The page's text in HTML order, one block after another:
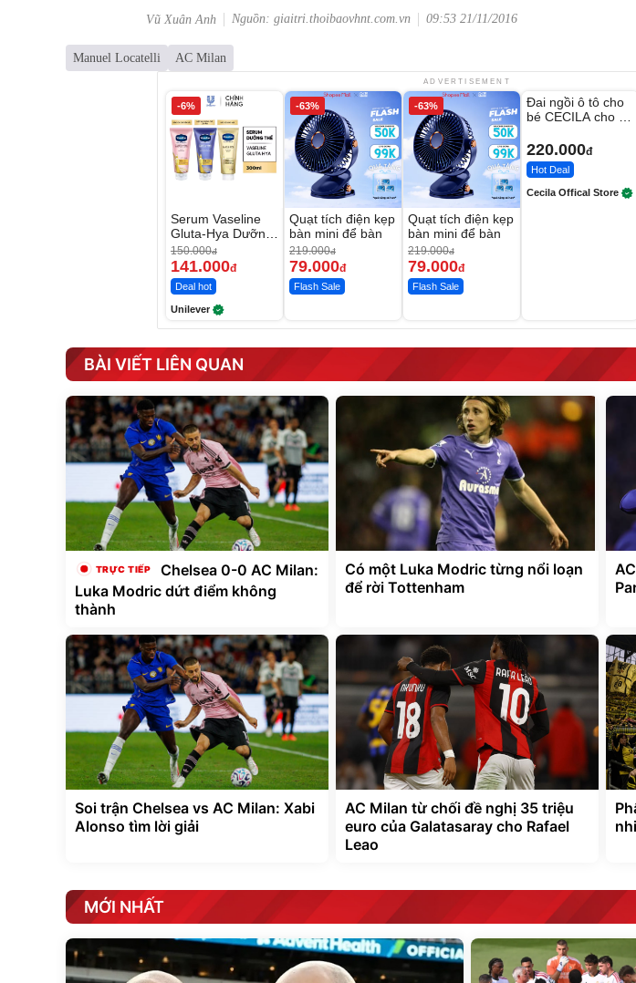
Vũ Xuân Anh Nguồn: giaitri.thoibaovhnt.com.vn 09:53 21/11/2016
Manuel Locatelli AC Milan
ADVERTISEMENT
-6%
Serum Vaseline
Gluta-Hya Dưỡng
Da Sáng Mịn Sau
7 Ngày
150.000đ
141.000đ
Deal hot
Unilever
-63%
Quạt tích điện kẹp
bàn mini để bàn
219.000đ
79.000đ
Flash Sale
-63%
Quạt tích điện kẹp
bàn mini để bàn
219.000đ
79.000đ
Flash Sale
Đai ngồi ô tô cho
bé CECILA cho bé
220.000đ
Hot Deal
Cecila Offical Store
BÀI VIẾT LIÊN QUAN
Luka Modric dứt điểm không
thành
Có một Luka Modric từng nổi loạn
để rời Tottenham
Soi trận Chelsea vs AC Milan: Xabi
Alonso tìm lời giải
AC Milan từ chối đề nghị 35 triệu
euro của Galatasaray cho Rafael
Leao
MỚI NHẤT